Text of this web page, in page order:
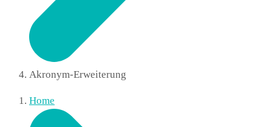
Akronym-Erweiterung
Home